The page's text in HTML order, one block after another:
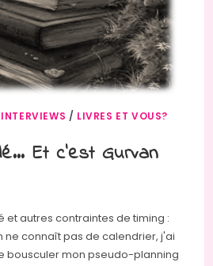
INTERVIEWS / LIVRES ET VOUS?
Et c’est Gurvan
et autres contraintes de timing :
ne connaît pas de calendrier, j'ai
bousculer mon pseudo-planning